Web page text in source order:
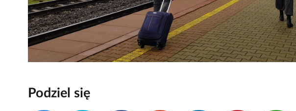
Podziel się